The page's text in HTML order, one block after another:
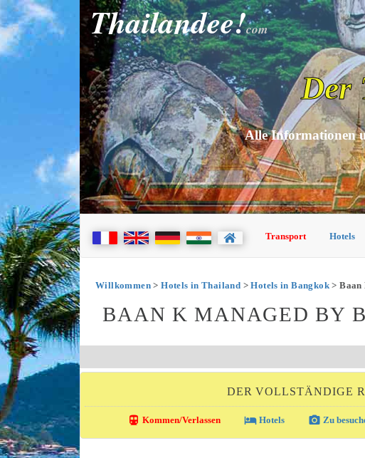
Thailandee!com
Der
Alle Informationen
Transport Hotels
Willkommen>Hotels in Thailand >Hotels in Bangkok > Baan
BAAN K MANAGED BY
DER VOLLSTÄNDIGE
directions_transit Kommen/Verlassen local_hotelHotels photo_camera Zu